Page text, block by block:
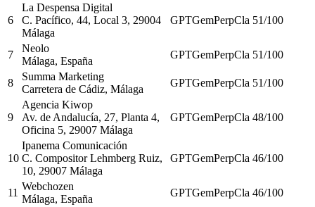
6
La Despensa Digital
C. Pacífico, 44, Local 3, 29004
Málaga
GPTGemPerpCla 51/100
7
Neolo
Málaga, España
GPTGemPerpCla 51/100
8
Summa Marketing
Carretera de Cádiz, Málaga
GPTGemPerpCla 51/100
9
Agencia Kiwop
Av. de Andalucía, 27, Planta 4,
Oficina 5, 29007 Málaga
GPTGemPerpCla 48/100
10
Ipanema Comunicación
C. Compositor Lehmberg Ruiz,
10, 29007 Málaga
GPTGemPerpCla 46/100
11
Webchozen
Málaga, España
GPTGemPerpCla 46/100